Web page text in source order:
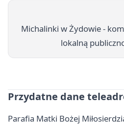
Michalinki w Żydowie -
lokalną
Przydatne dane
Parafia Matki Bożej